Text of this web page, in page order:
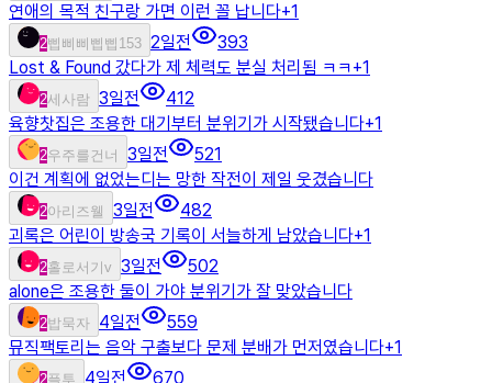
연애의 목적 친구랑 가면 이런 꼴 납니다+1
2삡삐삐삡삡153 2일전
393
Lost & Found 갔다가 제 체력도 분실 처리됨 ㅋㅋ+1
2세사람 3일전
412
육향찻집은 조용한 대기부터 분위기가 시작됐습니다+1
2우주를건너 3일전
521
이건 계획에 없었는디는 망한 작전이 제일 웃겼습니다
2아리즈웰 3일전
482
괴록은 어린이 방송국 기록이 서늘하게 남았습니다+1
2홀로서기v 3일전
502
alone은 조용한 둘이 가야 분위기가 잘 맞았습니다
2밥묵자 4일전
559
뮤직팩토리는 음악 구출보다 문제 분배가 먼저였습니다+1
2플투 4일전
670